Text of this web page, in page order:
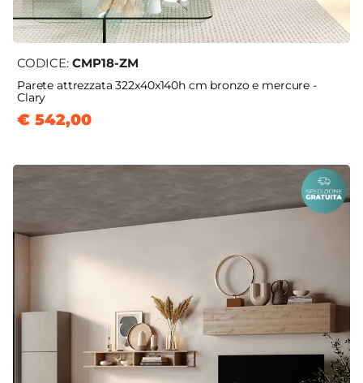
CODICE: CMP18-ZM
Parete attrezzata 322x40x140h cm bronzo e mercure -
Clary
€ 542,00